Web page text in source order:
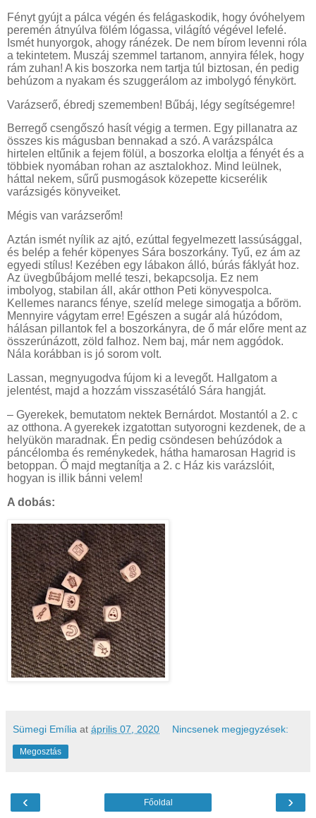
Fényt gyújt a pálca végén és felágaskodik, hogy óvóhelyem
peremén átnyúlva fölém lógassa, világító végével lefelé.
Ismét hunyorgok, ahogy ránézek. De nem bírom levenni róla
a tekintetem. Muszáj szemmel tartanom, annyira félek, hogy
rám zuhan! A kis boszorka nem tartja túl biztosan, én pedig
behúzom a nyakam és szuggerálom az imbolygó fénykört.
Varázserő, ébredj szememben! Bűbáj, légy segítségemre!
Berregő csengőszó hasít végig a termen. Egy pillanatra az
összes kis mágusban bennakad a szó. A varázspálca
hirtelen eltűnik a fejem fölül, a boszorka eloltja a fényét és a
többiek nyomában rohan az asztalokhoz. Mind leülnek,
háttal nekem, sűrű pusmogások közepette kicserélik
varázsigés könyveiket.
Mégis van varázserőm!
Aztán ismét nyílik az ajtó, ezúttal fegyelmezett lassúsággal,
és belép a fehér köpenyes Sára boszorkány. Tyű, ez ám az
egyedi stílus! Kezében egy lábakon álló, búrás fáklyát hoz.
Az üvegbűbájom mellé teszi, bekapcsolja. Ez nem
imbolyog, stabilan áll, akár otthon Peti könyvespolca.
Kellemes narancs fénye, szelíd melege simogatja a bőröm.
Mennyire vágytam erre! Egészen a sugár alá húzódom,
hálásan pillantok fel a boszorkányra, de ő már előre ment az
összerúnázott, zöld falhoz. Nem baj, már nem aggódok.
Nála korábban is jó sorom volt.
Lassan, megnyugodva fújom ki a levegőt. Hallgatom a
jelentést, majd a hozzám visszasétáló Sára hangját.
­– Gyerekek, bemutatom nektek Bernárdot. Mostantól a 2. c
az otthona. A gyerekek izgatottan sutyorogni kezdenek, de a
helyükön maradnak. Én pedig csöndesen behúzódok a
páncélomba és reménykedek, hátha hamarosan Hagrid is
betoppan. Ő majd megtanítja a 2. c Ház kis varázslóit,
hogyan is illik bánni velem!
A dobás:
Sümegi Emília at április 07, 2020 Nincsenek megjegyzések:
Megosztás
‹ ›
Főoldal